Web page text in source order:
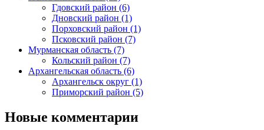
Гдовский район (6)
Дновский район (1)
Порховский район (1)
Псковский район (7)
Мурманская область (7)
Кольский район (7)
Архангельская область (6)
Архангельск округ (1)
Приморский район (5)
Новые комментарии